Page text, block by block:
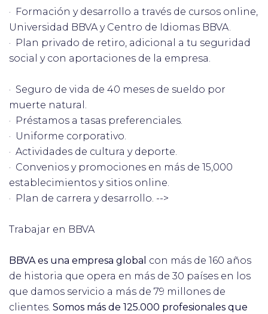
· Formación y desarrollo a través de cursos online,
Universidad BBVA y Centro de Idiomas BBVA.
· Plan privado de retiro, adicional a tu seguridad
social y con aportaciones de la empresa.
· Seguro de vida de 40 meses de sueldo por
muerte natural.
· Préstamos a tasas preferenciales.
· Uniforme corporativo.
· Actividades de cultura y deporte.
· Convenios y promociones en más de 15,000
establecimientos y sitios online.
· Plan de carrera y desarrollo. -->
Trabajar en BBVA
BBVA es una empresa global con más de 160 años
de historia que opera en más de 30 países en los
que damos servicio a más de 79 millones de
clientes. Somos más de 125.000 profesionales que